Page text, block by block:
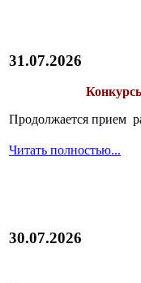
31.07.2026
Продолжается прием
Читать полностью...
30.07.2026